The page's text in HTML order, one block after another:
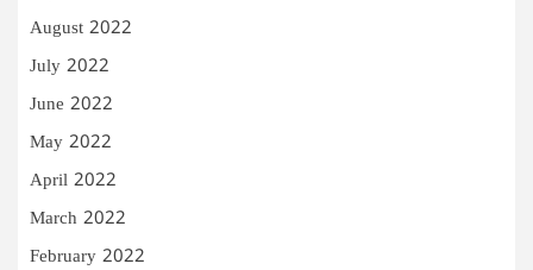
August 2022
July 2022
June 2022
May 2022
April 2022
March 2022
February 2022